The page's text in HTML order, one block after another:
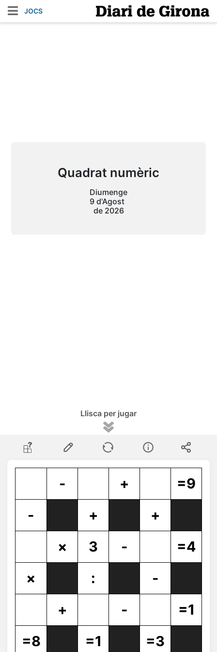
JOCS
Quadrat numèric
Diumenge
9 d'Agost
de 2026
Llisca per jugar
- +
=9
-
+
+
×
3 -
=4
×
:
-
+
-
=1
=8
=1 =3